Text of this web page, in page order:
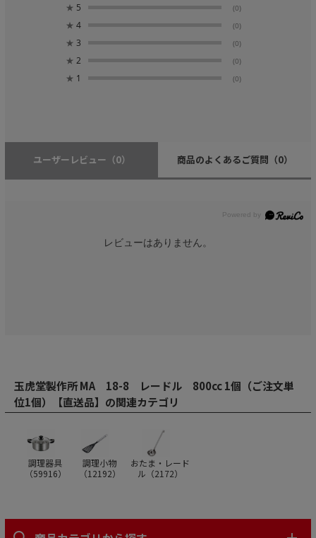
★ 5 (0)
★ 4 (0)
★ 3 (0)
★ 2 (0)
★ 1 (0)
ユーザーレビュー （0） 商品のよくあるご質問 （0）
レビューはありません。
玉虎堂製作所 MA 18-8 レードル 800cc 1個（ご注文単
位1個）【直送品】の関連カテゴリ
調理器具
（59916）
調理小物
（12192）
おたま・レード
ル（2172）